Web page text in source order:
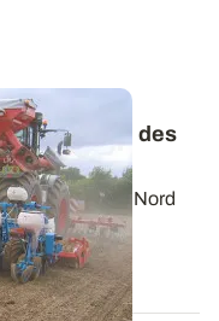
de réussite des
le 10 avril au Nord